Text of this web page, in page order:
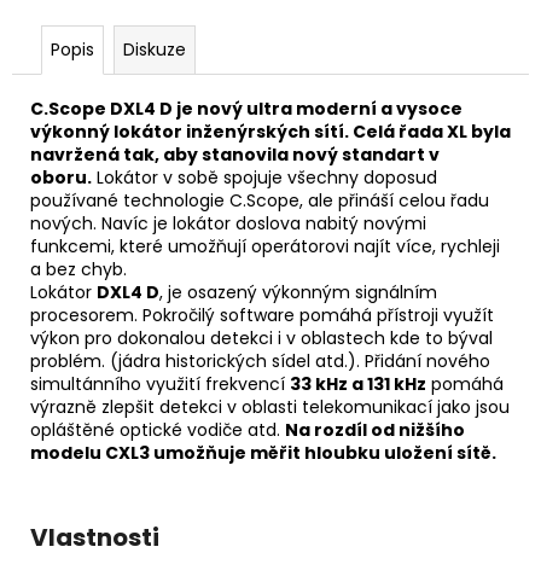
Popis Diskuze
C.Scope DXL4 D je nový ultra moderní a vysoce
výkonný lokátor inženýrských sítí. Celá řada XL byla
navržená tak, aby stanovila nový standart v
oboru. Lokátor v sobě spojuje všechny doposud
používané technologie C.Scope, ale přináší celou řadu
nových. Navíc je lokátor doslova nabitý novými
funkcemi, které umožňují operátorovi najít více, rychleji
a bez chyb.
Lokátor DXL4 D, je osazený výkonným signálním
procesorem. Pokročilý software pomáhá přístroji využít
výkon pro dokonalou detekci i v oblastech kde to býval
problém. (jádra historických sídel atd.). Přidání nového
simultánního využití frekvencí 33 kHz a 131 kHz pomáhá
výrazně zlepšit detekci v oblasti telekomunikací jako jsou
opláštěné optické vodiče atd. Na rozdíl od nižšího
modelu CXL3 umožňuje měřit hloubku uložení sítě.
Vlastnosti
e
DETEKTOR
KOVŮ
MINELAB
MANTICORE
(3
SONDY
V
CENĚ)
49
990
Kč